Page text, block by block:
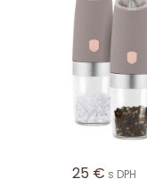
25 € s DPH